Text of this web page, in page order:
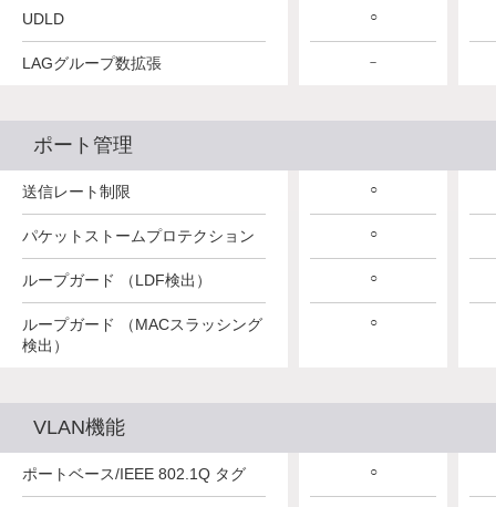
UDLD
LAGグループ数拡張
○
－
○
－
ポート管理
送信レート制限
パケットストームプロテクション
ループガード （LDF検出）
ループガード （MACスラッシング
検出）
○
○
○
○
○
○
○
○
○
○
VLAN機能
ポートベース/IEEE 802.1Q タグ
○ ○ ○